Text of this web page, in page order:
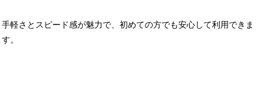
手軽さとスピード感が魅力で、初めての方でも安心して利用できま
す。